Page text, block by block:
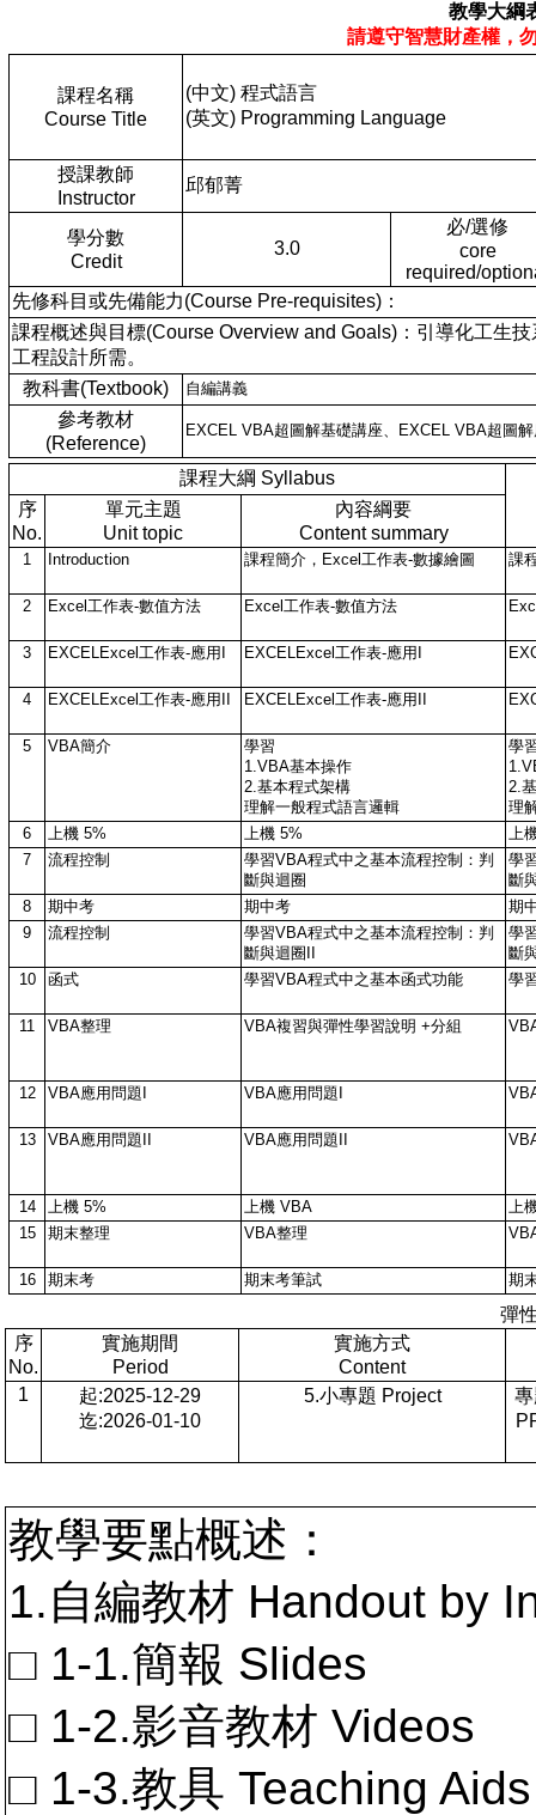
教學大綱
請遵守智慧財產權，
課程名稱
Course Title
(中文) 程式語言
(英文) Programming Language
授課教師
Instructor
邱郁菁
學分數
Credit
3.0
必/選修
core
required/
先修科目或先備能力(Course Pre-requisites)：
課程概述與目標(Course Overview and Goals)：引導化工生
工程設計所需。
教科書(Textbook)
自編講義
參考教材
(Reference)
EXCEL VBA超圖解基礎講座、EXCEL VBA超圖
課程大綱 Syllabus
序
No.
單元主題
Unit topic
內容綱要
Content summary
1 Introduction 課程簡介，Excel工作表-數據繪圖 課
2 Excel工作表-數值方法 Excel工作表-數值方法
3 EXCELExcel工作表-應用I EXCELExcel工作表-應用I
4 EXCELExcel工作表-應用II EXCELExcel工作表-應用II
5 VBA簡介
學習
1.VBA基本操作
2.基本程式架構
理解一般程式語言邏輯
學
2.
理
6
上機 5% 上機 5%
上
7
流程控制
學習VBA程式中之基本流程控制：判
斷與迴圈
學
斷
8
期中考 期中考
期
9
流程控制
學習VBA程式中之基本流程控制：判
斷與迴圈II
學
斷
10
函式 學習VBA程式中之基本函式功能 學
11 VBA整理 VBA複習與彈性學習說明 +分組
12 VBA應用問題I VBA應用問題I
13 VBA應用問題II VBA應用問題II
14 上機 5% 上機 VBA
上
15
期末整理 VBA整理
16 期末考 期末考筆試 期
彈
序
No.
實施期間
Period
實施方式
Content
1
起:2025-12-29
迄:2026-01-10
5.小專題 Project
教學要點概述：
1.自編教材 Handout by
□ 1-1.簡報 Slides
□ 1-2.影音教材 Videos
□ 1-3.教具 Teaching Aids